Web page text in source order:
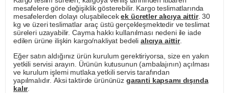
mesafelere göre değişiklik gösterebilir. Kargo teslimatlarında
mesafelerden dolayı oluşabilecekek ücretler alıcıya aittir. 30
kg ve üzeri teslimatlar araç üstü gerçekleşmektedir ve teslimat
süreleri uzayabilir. Cayma hakkı kullanılması nedeni ile iade
edilen ürüne ilişkin kargo/nakliyat bedeli alıcıya aittir.
Eğer satın aldığınız ürün kurulum gerektiriyorsa, size en yakın
yetkili servisi arayın. Ürünün kutusunun (ambalajının) açılması
ve kurulum işlemi mutlaka yetkili servis tarafından
yapılmalıdır. Aksi taktirde ürününüz garanti kapsamı dışında
kalır.